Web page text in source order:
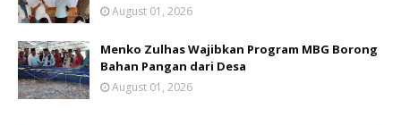
August 01, 2026
Menko Zulhas Wajibkan Program MBG Borong
Bahan Pangan dari Desa
August 01, 2026